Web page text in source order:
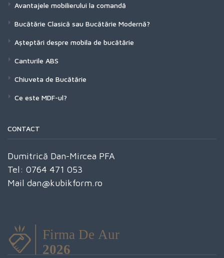
Avantajele mobilierului la comandă
Bucătărie Clasică sau Bucătărie Modernă?
Așteptări despre mobila de bucătărie
Canturile ABS
Chiuveta de Bucătărie
Ce este MDF-ul?
CONTACT
Dumitrică Dan-Mircea PFA
Tel: 0764 471 053
Mail dan@kubikform.ro